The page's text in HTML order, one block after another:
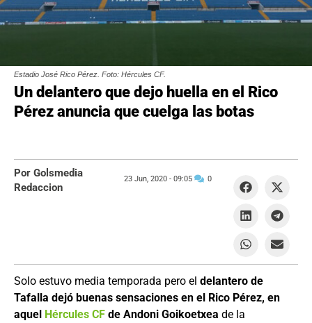
Estadio José Rico Pérez. Foto: Hércules CF.
Un delantero que dejo huella en el Rico
Pérez anuncia que cuelga las botas
Solo estuvo media temporada pero el delantero de
Tafalla dejó buenas sensaciones en el Rico Pérez, en
aquel Hércules CF de Andoni Goikoetxea de la
Por Golsmedia
Redaccion
23 Jun, 2020 - 09:05 0